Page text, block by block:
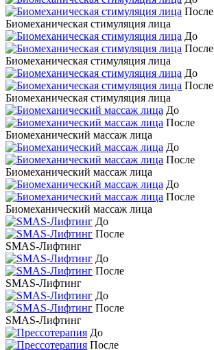
После
Биомеханическая стимуляция лица
До
После
Биомеханическая стимуляция лица
До
После
Биомеханическая стимуляция лица
До
После
Биомеханический массаж лица
До
После
Биомеханический массаж лица
До
После
Биомеханический массаж лица
До
После
SMAS-Лифтинг
До
После
SMAS-Лифтинг
До
После
SMAS-Лифтинг
До
После